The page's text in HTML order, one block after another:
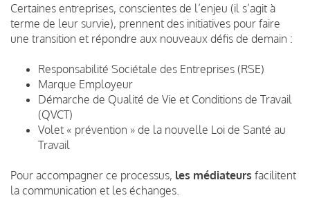
Certaines entreprises, conscientes de l’enjeu (il s’agit à
terme de leur survie), prennent des initiatives pour faire
une transition et répondre aux nouveaux défis de demain :
Responsabilité Sociétale des Entreprises (RSE)
Marque Employeur
Démarche de Qualité de Vie et Conditions de Travail
(QVCT)
Volet « prévention » de la nouvelle Loi de Santé au
Travail
Pour accompagner ce processus, les médiateurs facilitent
la communication et les échanges.